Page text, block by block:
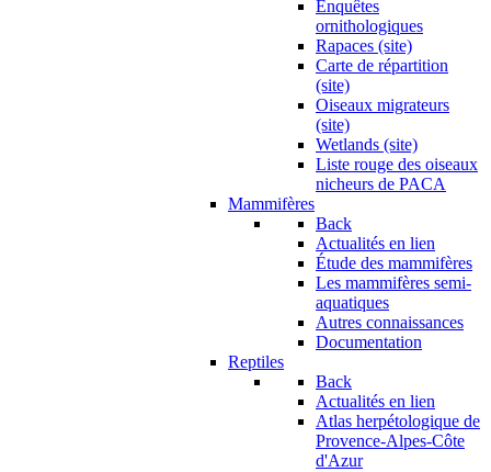
Enquêtes
ornithologiques
Rapaces (site)
Carte de répartition
(site)
Oiseaux migrateurs
(site)
Wetlands (site)
Liste rouge des oiseaux
nicheurs de PACA
Mammifères
Back
Actualités en lien
Étude des mammifères
Les mammifères semi-
aquatiques
Autres connaissances
Documentation
Reptiles
Back
Actualités en lien
Atlas herpétologique de
Provence-Alpes-Côte
d'Azur